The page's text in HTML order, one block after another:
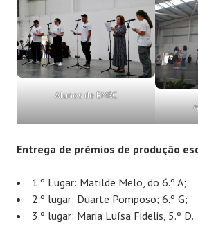
Alunos de EMRC
Entrega de prémios de produção
1.º Lugar: Matilde Melo, do 6.º A;
2.º lugar: Duarte Pomposo; 6.º G;
3.º lugar: Maria Luísa Fidelis, 5.º D.